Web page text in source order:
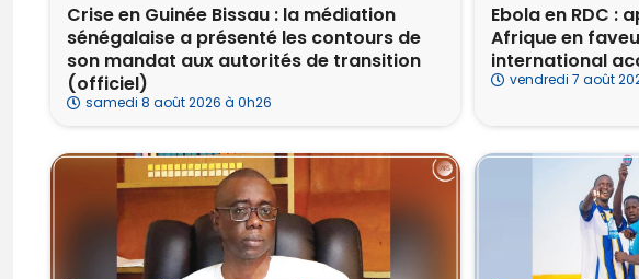
Crise en Guinée Bissau : la médiation
sénégalaise a présenté les contours de
son mandat aux autorités de transition
(officiel)
samedi 8 août 2026 à 0h26
Ebola en RDC :
Afrique en
international
vendredi 7 août